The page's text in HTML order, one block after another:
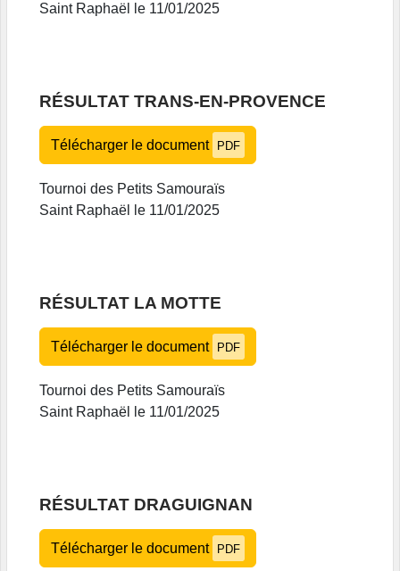
Saint Raphaël le 11/01/2025
RÉSULTAT TRANS-EN-PROVENCE
Télécharger le document PDF
Tournoi des Petits Samouraïs
Saint Raphaël le 11/01/2025
RÉSULTAT LA MOTTE
Télécharger le document PDF
Tournoi des Petits Samouraïs
Saint Raphaël le 11/01/2025
RÉSULTAT DRAGUIGNAN
Télécharger le document PDF